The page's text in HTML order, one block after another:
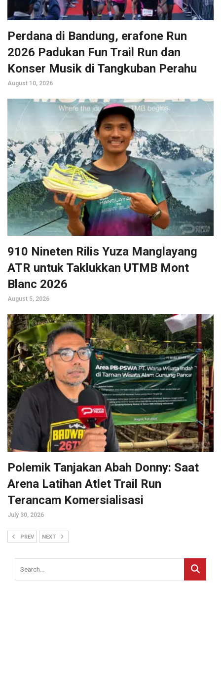
Perdana di Bandung, erafone Run
2026 Padukan Fun Trail Run dan
Konser Musik di Tangkuban Perahu
August 10, 2026
910 Nineten Rilis Yuza Manglayang
ATR untuk Taklukkan UTMB Mont
Blanc 2026
August 5, 2026
Polemik Tanjakan Abah Donny: Saat
Arena Latihan Atlet Trail Run
Terancam Komersialisasi
July 30, 2026
PREV NEXT